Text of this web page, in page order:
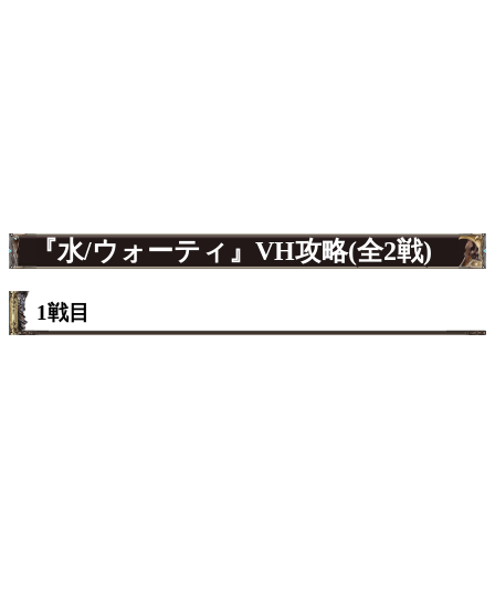
『水/ウォーティ』VH攻略(全2戦)
1戦目